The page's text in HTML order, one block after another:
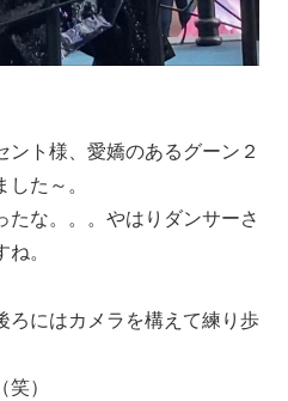
ント様、愛嬌のあるグーン２
た～。
な。。。やはりダンサーさ
。
ろにはカメラを構えて練り歩
）